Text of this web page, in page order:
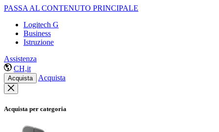
PASSA AL CONTENUTO PRINCIPALE
Logitech G
Business
Istruzione
Assistenza
CH,it
Acquista Acquista
Acquista per categoria